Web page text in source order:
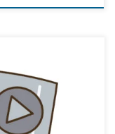
しいMSS紹介ムー